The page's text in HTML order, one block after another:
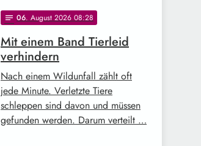
notes 06. August 2026 08:28
Mit einem Band Tierleid
verhindern
Nach einem Wildunfall zählt oft
jede Minute. Verletzte Tiere
schleppen sind davon und müssen
gefunden werden. Darum verteilt …